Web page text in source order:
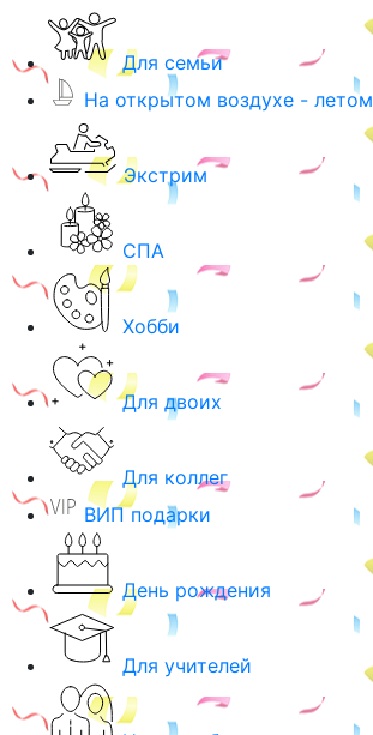
Для семьи
На открытом воздухе - летом
Экстрим
СПА
Хобби
Для двоих
Для коллег
ВИП подарки
День рождения
Для учителей